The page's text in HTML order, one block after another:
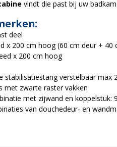
vindt die past bij uw
deel
x 200 cm hoog (60 cm deur + 40
x 200 cm hoog
stabilisatiestang verstelbaar max
met zwarte raster vakken
met zijwand en koppelstuk:
van douchedeur- en